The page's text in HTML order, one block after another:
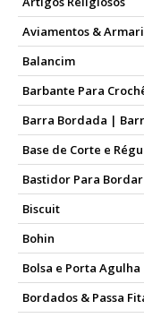
Aviamentos &
Balancim
Barbante Para
Barra Bordada |
Base de Corte e
Bastidor Para Bordar
Biscuit
Bohin
Bolsa e Porta Agulha
Bordados & Passa